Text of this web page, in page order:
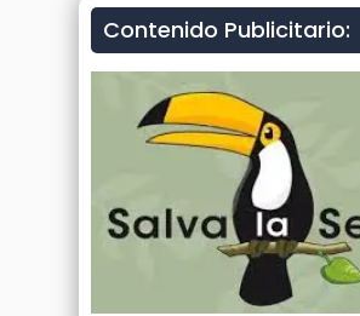
Contenido Publicitario: